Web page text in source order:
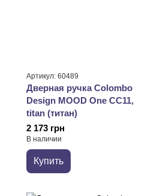
Артикул: 60489
Дверная ручка Colombo
Design MOOD One CC11,
titan (титан)
2 173 грн
В наличии
Купить